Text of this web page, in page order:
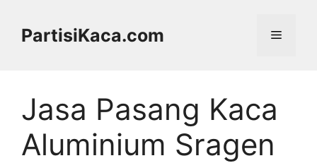
contentPartisiKaca.com Menu
Jasa Pasang Kaca
Aluminium Sragen